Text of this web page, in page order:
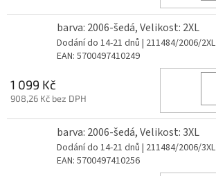
barva: 2006-šedá, Velikost: 2XL
Dodání do 14-21 dnů | 211484/2006/2XL
EAN: 5700497410249
1 099 Kč
908,26 Kč bez DPH
barva: 2006-šedá, Velikost: 3XL
Dodání do 14-21 dnů | 211484/2006/3XL
EAN: 5700497410256